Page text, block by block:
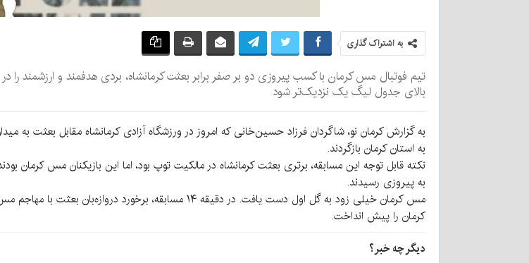
به اشتراک گذاری
تیم فوتبال مس کرمان با کسب پیروزی دو بر صفر برابر بعثت کرمانشاه، بردی هدفمند و ارزشمند را
بالای جدول لیگ یک نزدیک‌تر شود
به گزارش کرمان نو، شاگردان فرزاد حسین‌خانی که امروز در ورزشگاه آزادی کرمانشاه مقابل بعثت به
به استان کرمان بازگردند.
نکته قابل توجه این مسابقه، برتری بعثت کرمانشاه در مالکیت توپ بود، اما این بازیکنان مس کرمان
به پیروزی رسیدند.
مس کرمان خیلی زود به گل اول دست یافت. در دقیقه ۱۴ مسابقه،
کرمان را پیش انداخت.
دیگر چه خبر؟